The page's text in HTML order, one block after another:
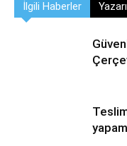
İlgili Haberler